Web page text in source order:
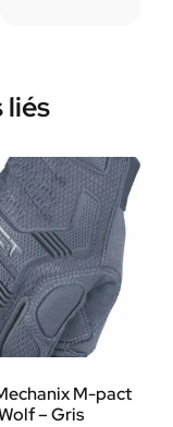
liés
M-pact
– Gris